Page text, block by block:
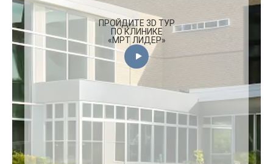
ПРОЙДИТЕ 3D ТУР
ПО КЛИНИКЕ
«МРТ ЛИДЕР»